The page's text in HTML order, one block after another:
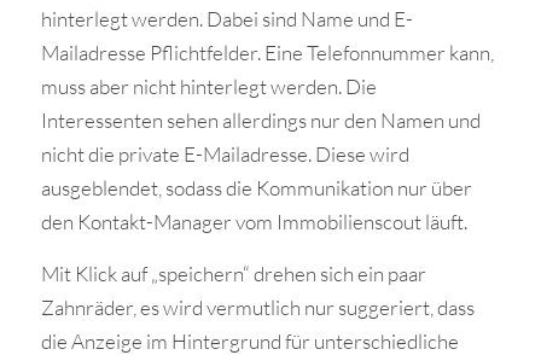
hinterlegt werden. Dabei sind Name und E-
Mailadresse Pflichtfelder. Eine Telefonnummer kann,
muss aber nicht hinterlegt werden. Die
Interessenten sehen allerdings nur den Namen und
nicht die private E-Mailadresse. Diese wird
ausgeblendet, sodass die Kommunikation nur über
den Kontakt-Manager vom Immobilienscout läuft.
Mit Klick auf „speichern“ drehen sich ein paar
Zahnräder, es wird vermutlich nur suggeriert, dass
die Anzeige im Hintergrund für unterschiedliche